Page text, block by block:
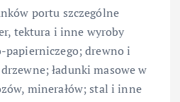
portu szczególne
tektura i inne wyroby
papierniczego; drewno i
ładunki masowe w
minerałów; stal i inne